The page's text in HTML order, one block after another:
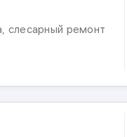
слесарный ремонт